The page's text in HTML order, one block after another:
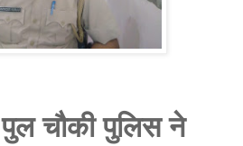
पुल चौकी पुलिस ने